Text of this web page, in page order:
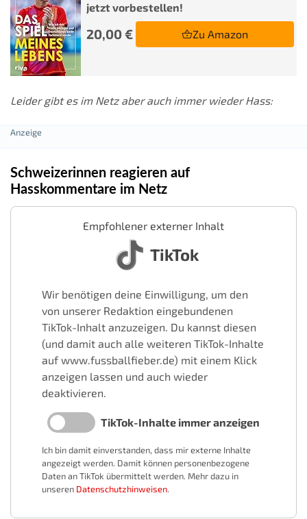
jetzt vorbestellen!
20,00 € Zu Amazon
Leider gibt es im Netz aber auch immer wieder Hass:
Schweizerinnen reagieren auf
Hasskommentare im Netz
Empfohlener externer Inhalt
TikTok
Wir benötigen deine Einwilligung, um den
von unserer Redaktion eingebundenen
TikTok-Inhalt anzuzeigen. Du kannst diesen
(und damit auch alle weiteren TikTok-Inhalte
auf www.fussballfieber.de) mit einem Klick
anzeigen lassen und auch wieder
deaktivieren.
TikTok-Inhalte immer anzeigen
Ich bin damit einverstanden, dass mir externe Inhalte
angezeigt werden. Damit können personenbezogene
Daten an TikTok übermittelt werden. Mehr dazu in
unseren Datenschutzhinweisen.